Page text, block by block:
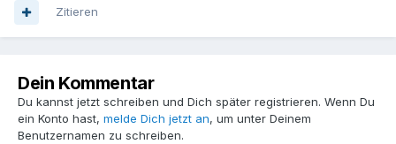
Zitieren
Dein Kommentar
Du kannst jetzt schreiben und Dich später registrieren. Wenn Du
ein Konto hast, melde Dich jetzt an, um unter Deinem
Benutzernamen zu schreiben.